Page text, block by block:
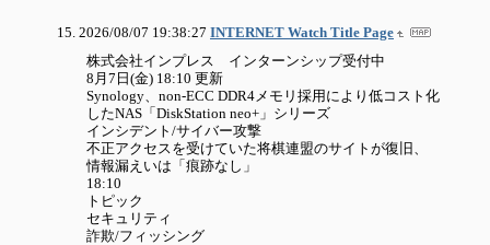
2026/08/07 19:38:27 INTERNET Watch Title Page
株式会社インプレス インターンシップ受付中
8月7日(金) 18:10 更新
Synology、non-ECC DDR4メモリ採用により低コスト化
したNAS「DiskStation neo+」シリーズ
インシデント/サイバー攻撃
不正アクセスを受けていた将棋連盟のサイトが復旧、
情報漏えいは「痕跡なし」
18:10
トピック
セキュリティ
詐欺/フィッシング